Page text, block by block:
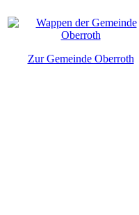
Zur Gemeinde Oberroth